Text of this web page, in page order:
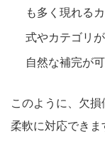
も多く現れる
式やカテゴリ
自然な補完が可
このように、欠
柔軟に対応できま